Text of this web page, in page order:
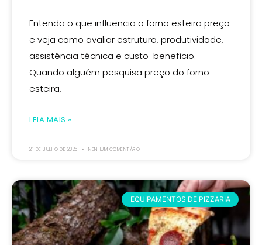
Entenda o que influencia o forno esteira preço
e veja como avaliar estrutura, produtividade,
assistência técnica e custo-benefício.
Quando alguém pesquisa preço do forno
esteira,
LEIA MAIS »
21 DE JULHO DE 2026 NENHUM COMENTÁRIO
EQUIPAMENTOS DE PIZZARIA